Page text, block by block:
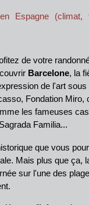
Espagne (climat,
de votre
Barcelone, la
de l'art
Fondation Miro,
les fameuses
Familia...
que vous
Mais plus que ça,
sur l'une des